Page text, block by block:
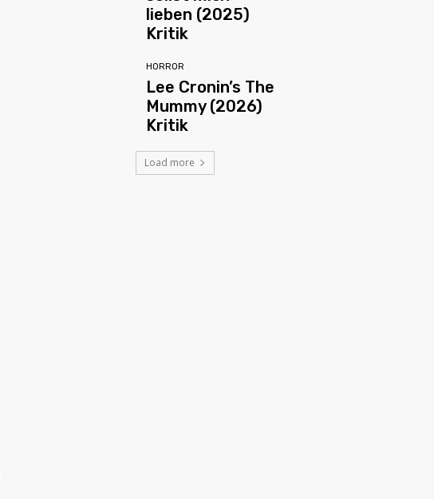
lieben (2025)
Kritik
HORROR
Lee Cronin’s The
Mummy (2026)
Kritik
Load more